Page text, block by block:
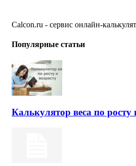
Calcon.ru - сервис онлайн-
Популярные статьи
Калькулятор веса по росту